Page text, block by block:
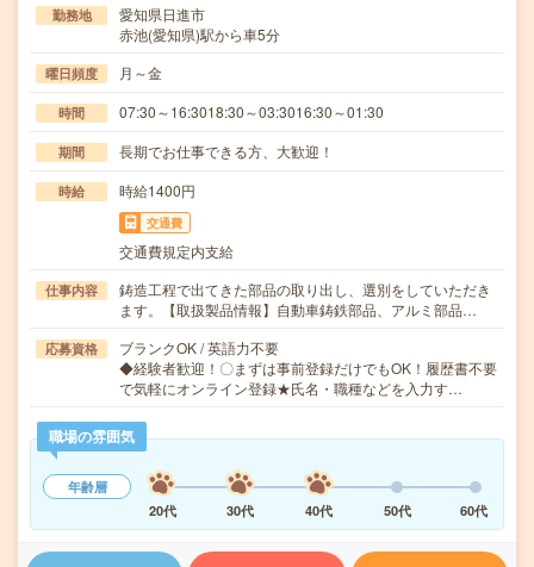
勤務地
愛知県日進市
赤池(愛知県)駅から車5分
曜日頻度 月～金
時間 07:30～16:3018:30～03:3016:30～01:30
期間 長期でお仕事できる方、大歓迎！
時給 時給1400円
交通費
交通費規定内支給
仕事内容
鋳造工程で出てきた部品の取り出し、選別をしていただき
ます。【取扱製品情報】自動車鋳鉄部品、アルミ部品…
応募資格
ブランクOK / 英語力不要
◆経験者歓迎！〇まずは事前登録だけでもOK！履歴書不要
で気軽にオンライン登録★氏名・職種などを入力す…
職場の雰囲気
年齢層
20代
30代 40代 50代 60代